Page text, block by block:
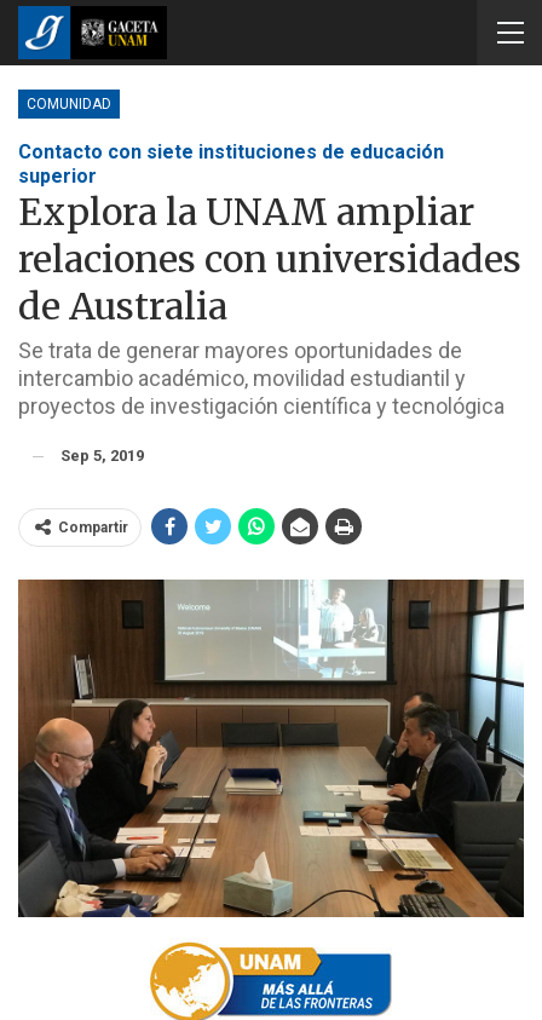
COMUNIDAD
Contacto con siete instituciones de educación
superior
Explora la UNAM ampliar
relaciones con universidades
de Australia
Se trata de generar mayores oportunidades de
intercambio académico, movilidad estudiantil y
proyectos de investigación científica y tecnológica
Sep 5, 2019
Compartir